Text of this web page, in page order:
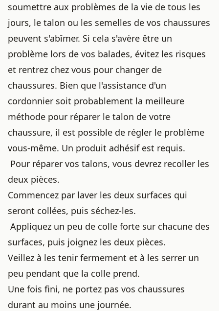
soumettre aux problèmes de la vie de tous les
jours, le talon ou les semelles de vos chaussures
peuvent s'abîmer. Si cela s'avère être un
problème lors de vos balades, évitez les risques
et rentrez chez vous pour changer de
chaussures. Bien que l'assistance d'un
cordonnier soit probablement la meilleure
méthode pour réparer le talon de votre
chaussure, il est possible de régler le problème
vous-même. Un produit adhésif est requis.
Pour réparer vos talons, vous devrez recoller les
deux pièces.
Commencez par laver les deux surfaces qui
seront collées, puis séchez-les.
Appliquez un peu de colle forte sur chacune des
surfaces, puis joignez les deux pièces.
Veillez à les tenir fermement et à les serrer un
peu pendant que la colle prend.
Une fois fini, ne portez pas vos chaussures
durant au moins une journée.